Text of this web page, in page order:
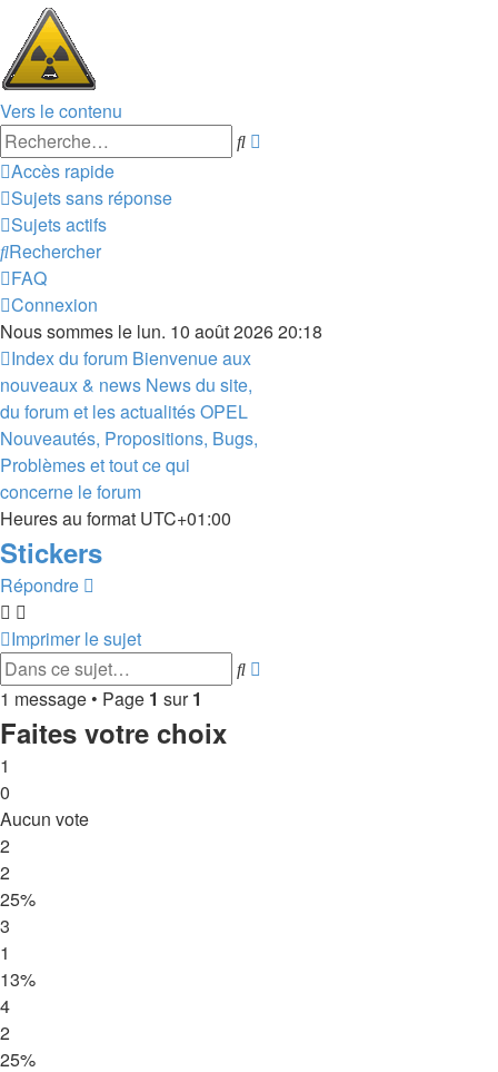
Vers le contenu
Rechercher
Accès rapide
Sujets sans réponse
Sujets actifs
Rechercher
FAQ
Connexion
Nous sommes le lun. 10 août 2026 20:18
Index du forum Bienvenue aux
nouveaux & news News du site,
du forum et les actualités OPEL
Nouveautés, Propositions, Bugs,
Problèmes et tout ce qui
concerne le forum
Heures au format UTC+01:00
Stickers
Répondre
Imprimer le sujet
Rechercher
1 message • Page 1 sur1
Faites votre choix
1
0
Aucun vote
2
2
25%
3
1
13%
4
2
25%